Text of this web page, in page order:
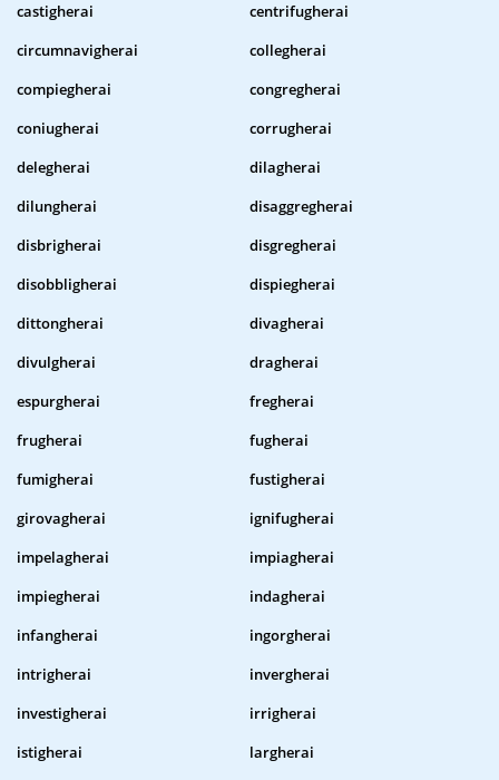
castigherai
centrifugherai
circumnavigherai
collegherai
compiegherai
congregherai
coniugherai
corrugherai
delegherai
dilagherai
dilungherai
disaggregherai
disbrigherai
disgregherai
disobbligherai
dispiegherai
dittongherai
divagherai
divulgherai
dragherai
espurgherai
fregherai
frugherai
fugherai
fumigherai
fustigherai
girovagherai
ignifugherai
impelagherai
impiagherai
impiegherai
indagherai
infangherai
ingorgherai
intrigherai
invergherai
investigherai
irrigherai
istigherai
largherai